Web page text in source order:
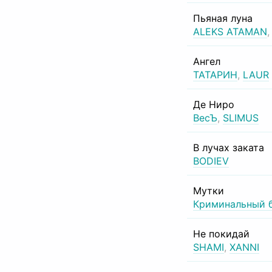
Пьяная луна
ALEKS ATAMAN,
Ангел
ТАТАРИН, LAUR
Де Ниро
ВесЪ, SLIMUS
В лучах заката
BODIEV
Мутки
Криминальный
Не покидай
SHAMI, XANNI